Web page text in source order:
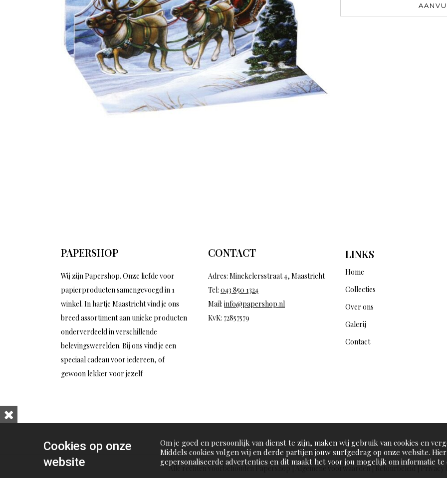
PAPERSHOP
Wij zijn Papershop. Onze liefde voor
papierproducten samengevoegd in 1
winkel. In hartje Maastricht vind je ons
breed assortiment aan unieke producten
onderverdeeld in verschillende
belevingswerelden. Bij ons vind je een
speciaal cadeau voor iedereen, of
gewoon lekker voor jezelf
CONTACT
Adres: Minckelersstraat 4, Maastricht
Tel: 043 850 1324
Mail: info@papershop.nl
KvK: 72857579
LINKS
Home
Collecties
Over ons
Galerij
Contact
Alle rechten voorbehouden Papershop | Algemene voorwaarden| Retourbeleid
Cookies op onze
website
Om je goed en persoonlijk van dienst te zijn, maken wij gebruik van cookies en
Middels cookies volgen wij en derde partijen jouw surfgedrag op onze website.
gepersonaliseerde advertenties en dit maakt het voor jou mogelijk om informatie te